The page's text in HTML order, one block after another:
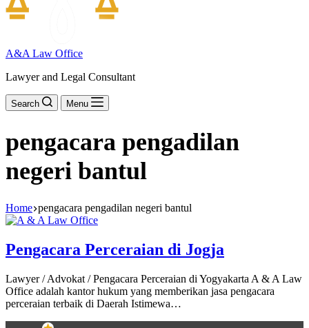
A&A Law Office
Lawyer and Legal Consultant
Search Menu
pengacara pengadilan
negeri bantul
Home pengacara pengadilan negeri bantul
Pengacara Perceraian di Jogja
Lawyer / Advokat / Pengacara Perceraian di Yogyakarta A & A Law
Office adalah kantor hukum yang memberikan jasa pengacara
perceraian terbaik di Daerah Istimewa…